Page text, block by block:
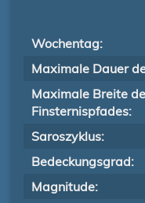
Wochentag:
Maximale Dauer
Maximale Breite
Finsternispfades:
Saroszyklus:
Bedeckungsgrad:
Magnitude: